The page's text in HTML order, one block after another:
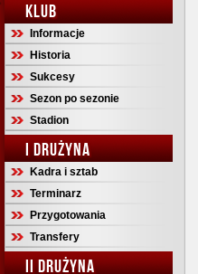
KLUB
Informacje
Historia
Sukcesy
Sezon po sezonie
Stadion
I DRUŻYNA
Kadra i sztab
Terminarz
Przygotowania
Transfery
II DRUŻYNA